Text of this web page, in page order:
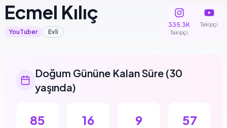
Ecmel Kılıç
YouTuber Evli
335.3K
Takipçi
Takipçi
Doğum Gününe Kalan Süre(30
yaşında)
85 16 9 56